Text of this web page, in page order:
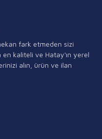
fark etmeden sizi
en kaliteli ve Hatay'ın yerel
alın, ürün ve ilan